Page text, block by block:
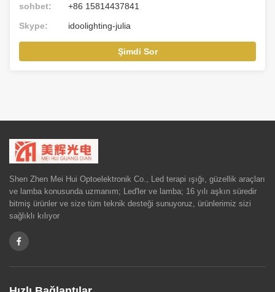
sohbet:
+86 15814437841
Skype:
idoolighting-julia
Şimdi Sor
Shen Zhen Mei Hui Optoelektronik Co., Led terapi ışığı, güzellik araçları
ve lamba konusunda uzmanım; Led'ler ve lamba; 16 yılı aşkın süredir
bitmiş ürünler ve size tüm teknik desteği sunuyoruz, ürünlerimiz sizi
sağlıklı kılıyor